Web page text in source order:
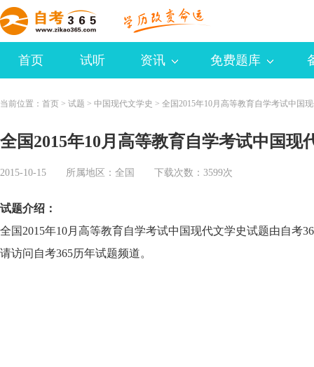
首页 试听 资讯 免费题库
当前位置： 首页 > 试题 > 中国现代文学史 > 全国2015年10月高等教育自学考试中国
全国2015年10月高等教育自学考试中国现
2015-10-15 所属地区： 全国 下载次数：3599次
试题介绍：
全国2015年10月高等教育自学考试中国现代文学史试题由自考
请访问自考365历年试题频道。